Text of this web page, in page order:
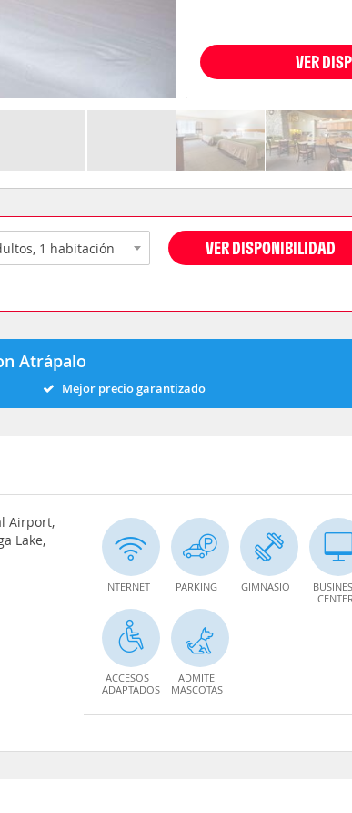
VER
VER DISPONIBILIDAD
Atrápalo
Mejor precio garantizado
Airport,
Lake,
INTERNET PARKING GIMNASIO
CENTER
ACCESOS
ADAPTADOS
ADMITE
MASCOTAS